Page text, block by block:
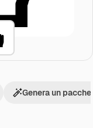
Genera un